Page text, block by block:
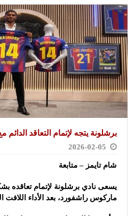
برشلونة يتجه لإتمام التعاقد الدائم
2026-02-05
شام تايمز – متابعة
يسعى نادي برشلونة لإتمام تعاقده
ماركوس راشفورد، بعد الأداء